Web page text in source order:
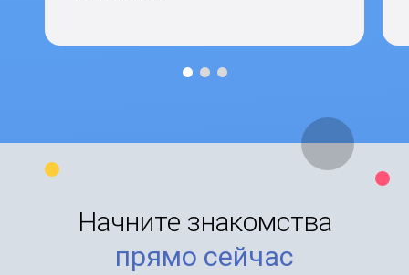
Начните знакомства
прямо сейчас